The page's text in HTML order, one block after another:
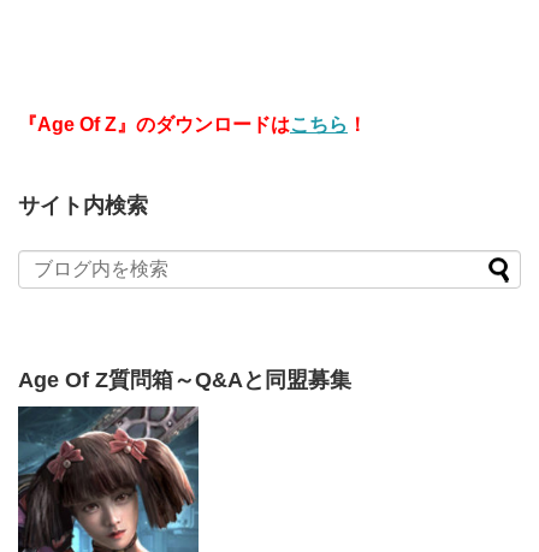
『Age Of Z』のダウンロードはこちら ！
サイト内検索
Age Of Z質問箱～Q&Aと同盟募集